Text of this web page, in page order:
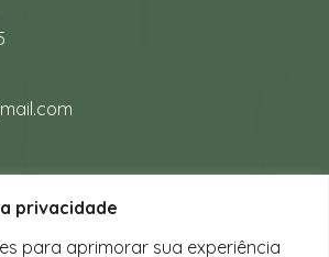
privacidade
para aprimorar sua experiência
meio à natureza
Juquehy.